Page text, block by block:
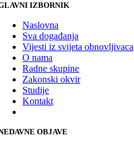
IZBORNIK
Naslovna
Sva događanja
Vijesti iz svijeta obnovljivaca
O nama
Radne skupine
Zakonski okvir
Studije
Kontakt
OBJAVE